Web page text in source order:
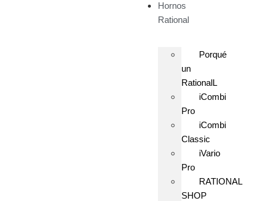
Hornos
Rational
Porqué
un
RationalL
iCombi
Pro
iCombi
Classic
iVario
Pro
RATIONAL
SHOP